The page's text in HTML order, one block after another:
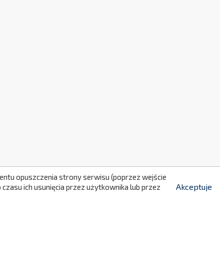
opuszczenia strony serwisu (poprzez wejście
ich usunięcia przez użytkownika lub przez
Akceptuje